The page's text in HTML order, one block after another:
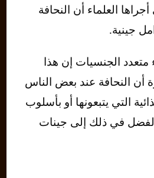
العلماء أن النحافة
جينية.
متعدد الجنسيات إن هذا
أن النحافة عند بعض الناس
التي يتبعونها أو بأسلوب
الفضل في ذلك إلى جينات